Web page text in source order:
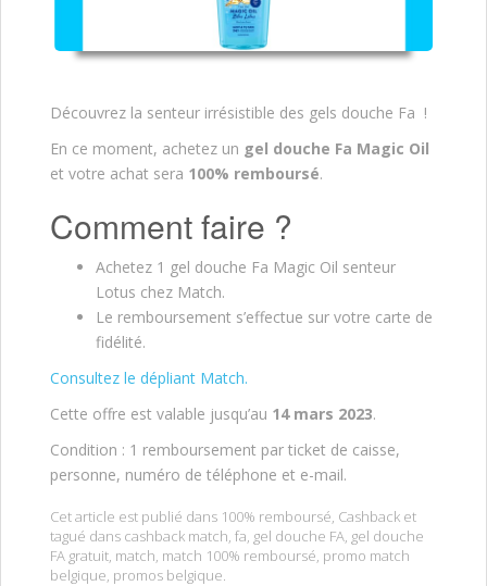
Découvrez la senteur irrésistible des gels douche Fa !
En ce moment, achetez un gel douche Fa Magic Oil
et votre achat sera 100% remboursé.
Comment faire ?
Achetez 1 gel douche Fa Magic Oil senteur
Lotus chez Match.
Le remboursement s’effectue sur votre carte de
fidélité.
Consultez le dépliant Match.
Cette offre est valable jusqu’au 14 mars 2023.
Condition : 1 remboursement par ticket de caisse,
personne, numéro de téléphone et e-mail.
Cet article est publié dans 100% remboursé, Cashback et
tagué dans cashback match, fa, gel douche FA, gel douche
FA gratuit, match, match 100% remboursé, promo match
belgique, promos belgique.